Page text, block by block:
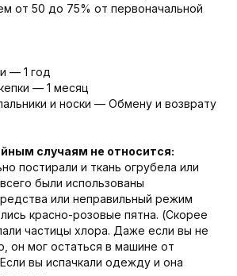
от 50 до 75% от первоначальной
— 1 год
— 1 месяц
и носки — Обмену и возврату
случаям не относится:
постирали и ткань огрубела или
были использованы
или неправильный режим
красно-розовые пятна. (Скорее
частицы хлора. Даже если вы не
он мог остаться в машине от
вы испачкали одежду и она